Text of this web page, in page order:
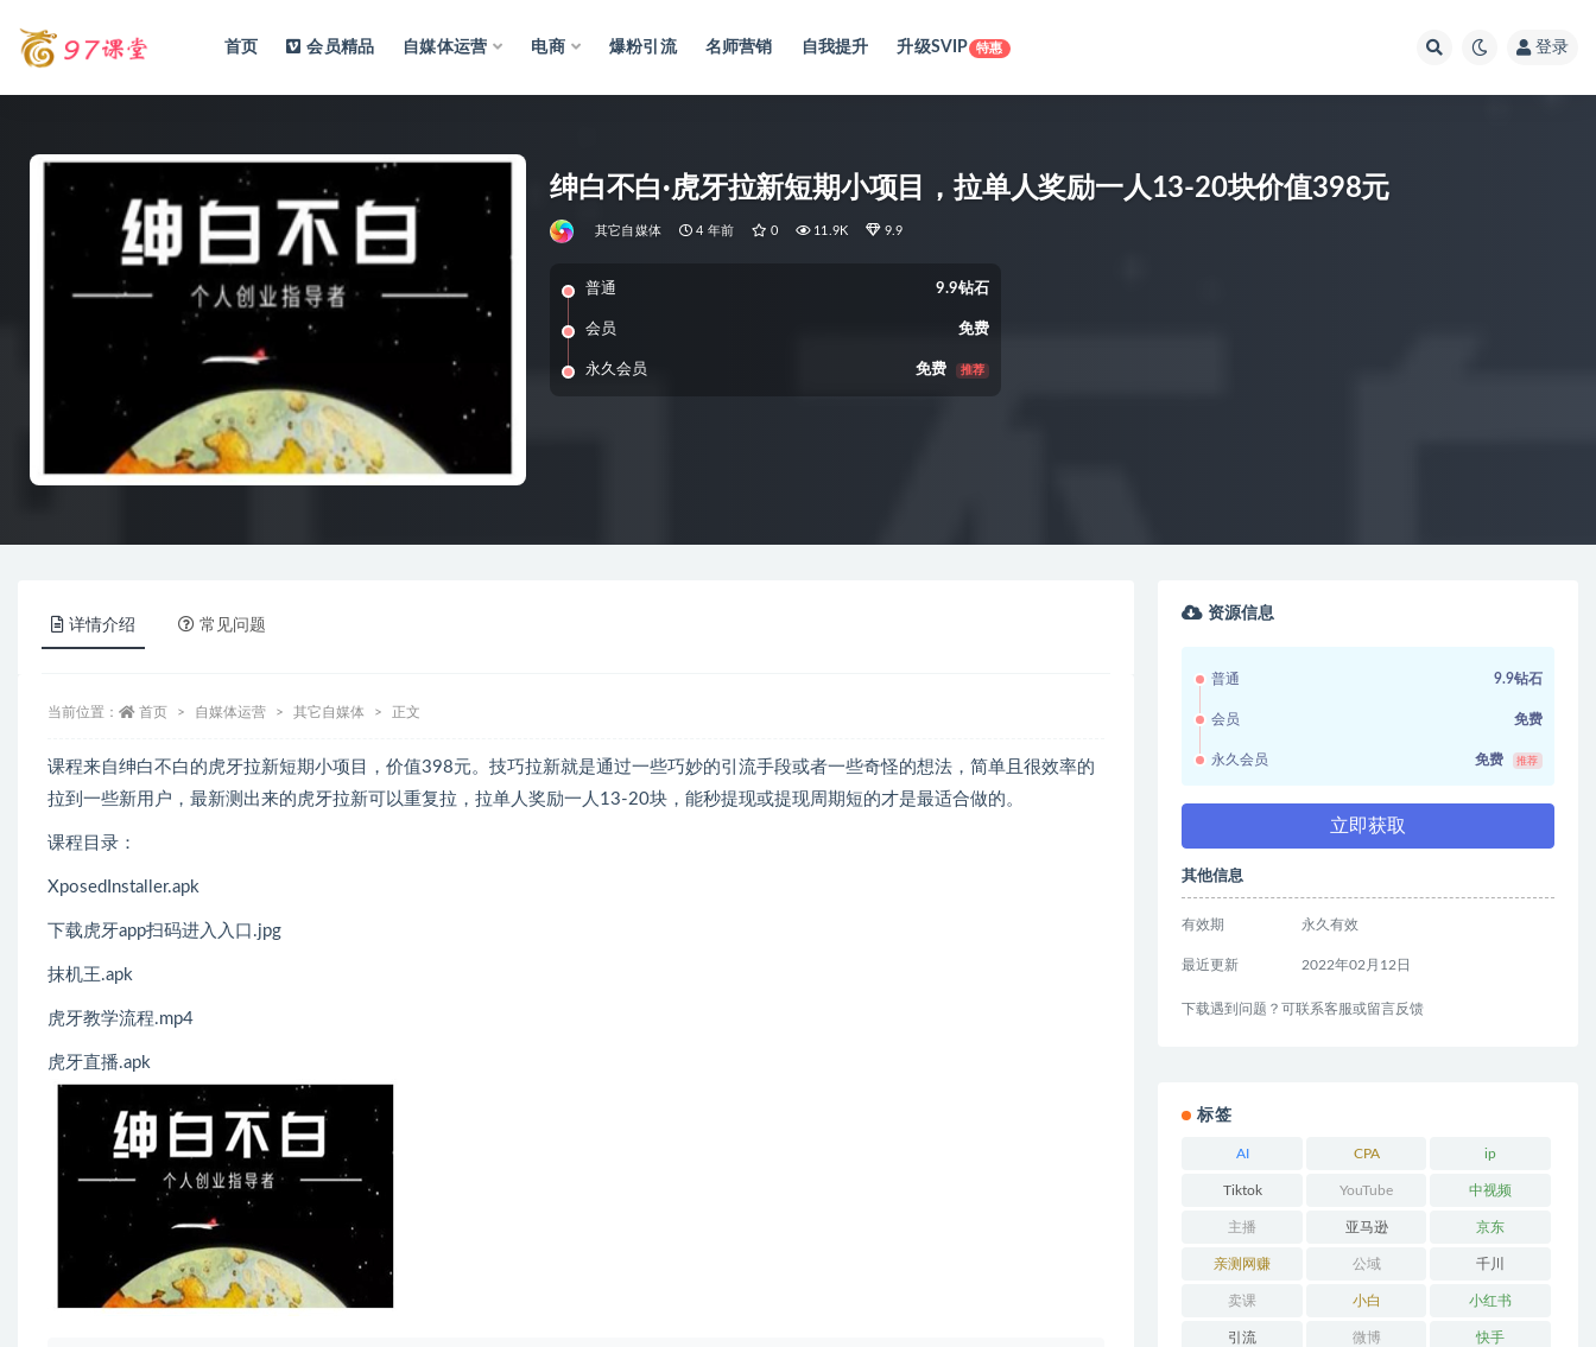
首页 会员精品 自媒体运营 电商 爆粉引流 名师营销 自我提升 升级SVIP 特惠 登录
绅白不白·虎牙拉新短期小项目，拉单人奖励一人13-20块价值398元
其它自媒体 4 年前 0 11.9K 9.9
普通 9.9钻石
会员 免费
永久会员 免费 推荐
详情介绍 常见问题
当前位置： 首页 自媒体运营 其它自媒体 正文
课程来自绅白不白的虎牙拉新短期小项目，价值398元。技巧拉新就是通过一些巧妙的引流手段或者一些奇怪的想法，简单且很效率的
拉到一些新用户，最新测出来的虎牙拉新可以重复拉，拉单人奖励一人13-20块，能秒提现或提现周期短的才是最适合做的。
课程目录：
XposedInstaller.apk
下载虎牙app扫码进入入口.jpg
抹机王.apk
虎牙教学流程.mp4
虎牙直播.apk
资源信息
普通 9.9钻石
会员 免费
永久会员 免费 推荐
立即获取
其他信息
有效期 永久有效
最近更新 2022年02月12日
下载遇到问题？可联系客服或留言反馈
标签
AI CPA ip
Tiktok YouTube 中视频
主播 亚马逊 京东
亲测网赚 公域 千川
卖课 小白 小红书
引流 微博 快手